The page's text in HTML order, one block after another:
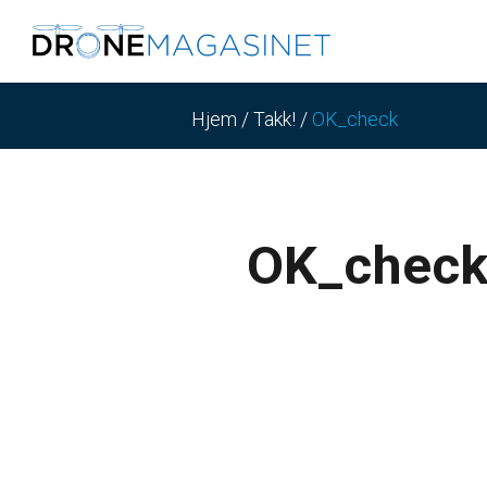
Hjem /Takk! / OK_check
OK_check